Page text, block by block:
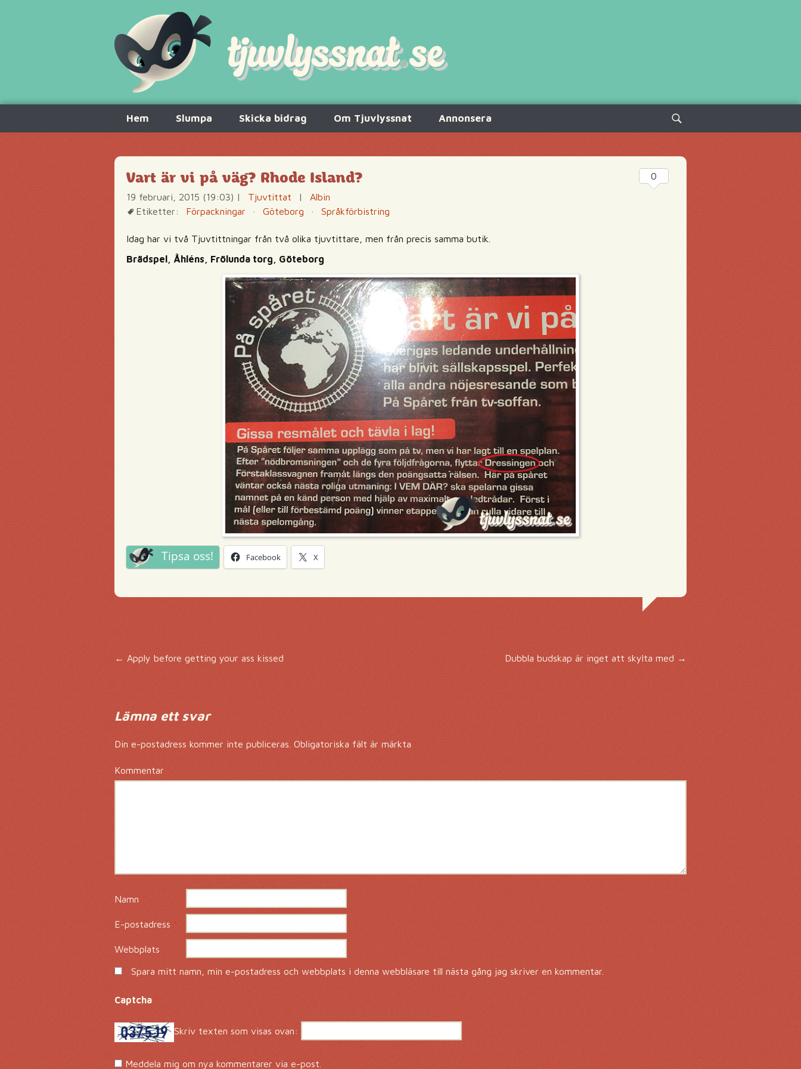
innehåll
Hem Slumpa Skicka bidrag Om Tjuvlyssnat Annonsera
Sök
efter:
Vart är vi på väg? Rhode Island?
19 februari, 2015 (19:03) | Tjuvtittat |
Albin
Etiketter:
Förpackningar · Göteborg · Språkförbistring
Idag har vi två Tjuvtittningar från två olika tjuvtittare, men från precis samma butik.
Brädspel, Åhléns, Frölunda torg, Göteborg
Tipsa oss! Facebook X
0
Inläggsnavigering
←Apply before getting your ass kissed Dubbla budskap är inget att skylta med →
Lämna ett svar
Din e-postadress kommer inte publiceras. Obligatoriska fält är märkta*
Kommentar*
Namn*
E-postadress*
Webbplats
Spara mitt namn, min e-postadress och webbplats i denna webbläsare till nästa gång jag skriver en kommentar.
Captcha*
Skriv texten som visas ovan:
Meddela mig om nya kommentarer via e-post.